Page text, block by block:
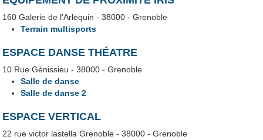
160 Galerie de l'Arlequin - 38000 - Grenoble
Terrain multisports
ESPACE DANSE THÉATRE
10 Rue Génissieu - 38000 - Grenoble
Salle de danse
Salle de danse 2
ESPACE VERTICAL
22 rue victor lastella Grenoble - 38000 - Grenoble